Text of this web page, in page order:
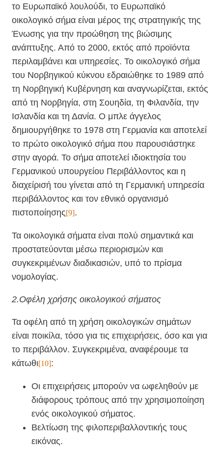
το Ευρωπαϊκό λουλούδι, το Ευρωπαϊκό
οικολογικό σήμα είναι μέρος της στρατηγικής της
Ένωσης για την προώθηση της βιώσιμης
ανάπτυξης. Από το 2000, εκτός από προϊόντα
περιλαμβάνει και υπηρεσίες. Το οικολογικό σήμα
του Νορβηγικού κύκνου εδραιώθηκε το 1989 από
τη Νορβηγική Κυβέρνηση και αναγνωρίζεται, εκτός
από τη Νορβηγία, στη Σουηδία, τη Φιλανδία, την
Ισλανδία και τη Δανία. Ο μπλε άγγελος
δημιουργήθηκε το 1978 στη Γερμανία και αποτελεί
το πρώτο οικολογικό σήμα που παρουσιάστηκε
στην αγορά. Το σήμα αποτελεί ιδιοκτησία του
Γερμανικού υπουργείου Περιβάλλοντος και η
διαχείρισή του γίνεται από τη Γερμανική υπηρεσία
περιβάλλοντος και τον εθνικό οργανισμό
πιστοποίησης[9].
Τα οικολογικά σήματα είναι πολύ σημαντικά και
προστατεύονται μέσω περιορισμών και
συγκεκριμένων διαδικασιών, υπό το πρίσμα
νομολογίας.
2.Οφέλη χρήσης οικολογικού σήματος
Τα οφέλη από τη χρήση οικολογικών σημάτων
είναι ποικίλα, τόσο για τις επιχειρήσεις, όσο και για
το περιβάλλον. Συγκεκριμένα, αναφέρουμε τα
κάτωθι[10]:
Οι επιχειρήσεις μπορούν να ωφεληθούν με
διάφορους τρόπους από την χρησιμοποίηση
ενός οικολογικού σήματος.
Βελτίωση της φιλοπεριβαλλοντικής τους
εικόνας.